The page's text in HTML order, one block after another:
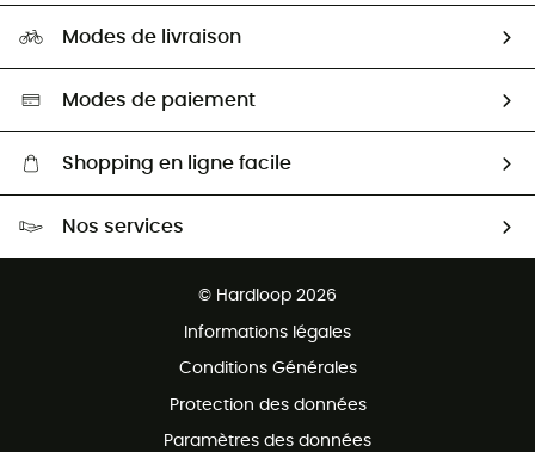
Seconde Main
Aide & Contact
HardGuides
Sélection éco-responsable
Modes de livraison
Modes de paiement
Shopping en ligne facile
Nos services
© Hardloop 2026
Informations légales
Conditions Générales
Protection des données
Paramètres des données